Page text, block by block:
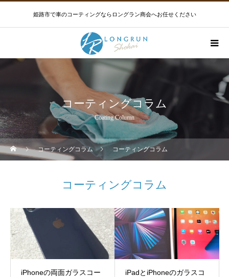
姫路市で車のコーティングならロングラン商会へお任せください
コーティングコラム
Coating Column
コーティングコラム コーティングコラム
コーティングコラム
iPhoneの両面ガラスコー
iPadとiPhoneのガラスコ